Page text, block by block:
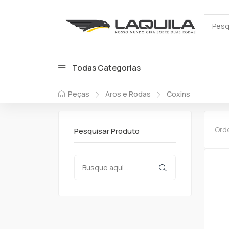
Todas Categorias
Peças Aros e Rodas Coxins
Pesquisar Produto